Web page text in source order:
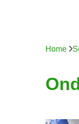
Home